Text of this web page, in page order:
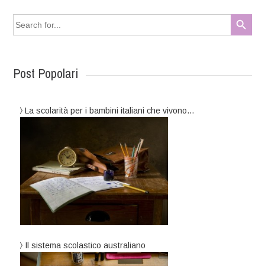
Search
for:
Search Button
Post Popolari
La scolarità per i bambini italiani che vivono…
Il sistema scolastico australiano